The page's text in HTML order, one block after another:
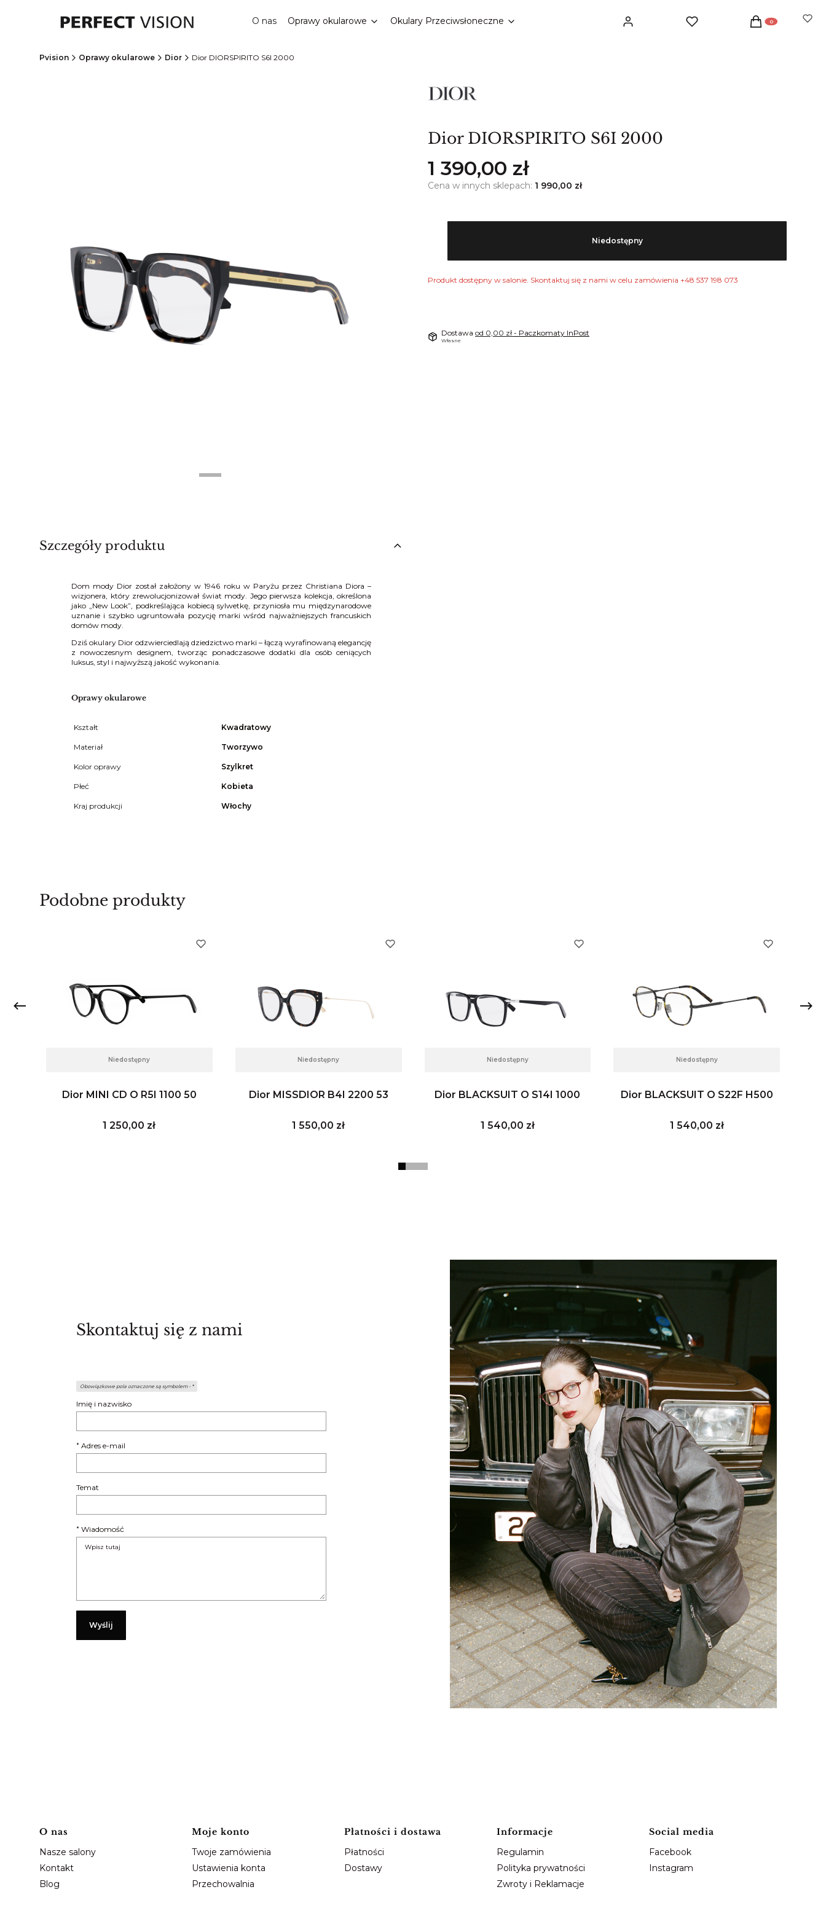
O nas Oprawy okularowe Okulary Przeciwsłoneczne Zaloguj się Ulubione Produkty w koszyku:
Koszyk
Pvision Oprawy okularowe Dior Dior DIORSPIRITO S6I 2000
Dior DIORSPIRITO S6I 2000
Cena
1 390,00 zł
Cena w innych sklepach: 1 990,00 zł
Niedostępny
Produkt dostępny w salonie. Skontaktuj się z nami w celu zamówienia +48 537 198 073
Dostawa od 0,00 zł - Paczkomaty InPost
Własne
Szczegóły produktu
Dom mody Dior został założony w 1946 roku w Paryżu przez Christiana Diora –
wizjonera, który zrewolucjonizował świat mody. Jego pierwsza kolekcja, określona
jako „New Look”, podkreślająca kobiecą sylwetkę, przyniosła mu międzynarodowe
uznanie i szybko ugruntowała pozycję marki wśród najważniejszych francuskich
domów mody.
Dziś okulary Dior odzwierciedlają dziedzictwo marki – łączą wyrafinowaną elegancję
z nowoczesnym designem, tworząc ponadczasowe dodatki dla osób ceniących
luksus, styl i najwyższą jakość wykonania.
Oprawy okularowe
Kształt Kwadratowy
Materiał Tworzywo
Kolor oprawy Szylkret
Płeć Kobieta
Kraj produkcji Włochy
Podobne produkty
Niedostępny
Dior MINI CD O R5I 1100 50
Cena
1 250,00 zł
Niedostępny
Dior MISSDIOR B4I 2200 53
Cena
1 550,00 zł
Niedostępny
Dior BLACKSUIT O S14I 1000
Cena
1 540,00 zł
Niedostępny
Dior BLACKSUIT O S22F H500
Cena
1 540,00 zł
Skontaktuj się z nami
Obowiązkowe pola oznaczone są symbolem - *
Imię i nazwisko
* Adres e-mail
Temat
* Wiadomość
Wyślij
Linki w stopce
O nas
Nasze salony
Kontakt
Blog
Moje konto
Twoje zamówienia
Ustawienia konta
Przechowalnia
Płatności i dostawa
Płatności
Dostawy
Informacje
Regulamin
Polityka prywatności
Zwroty i Reklamacje
Social media
Facebook
Instagram